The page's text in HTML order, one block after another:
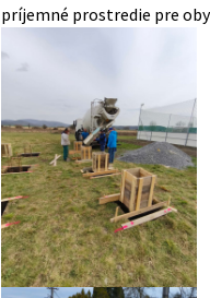
príjemné prostredie pre